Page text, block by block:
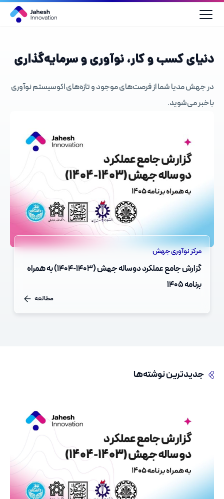
پرش
دنیای کسب و کار، نوآوری و سرمایه‌گذاری
در جهش مدیا شما از فرصت‌های موجود و تازه‌های اکوسیستم نوآوری
باخبر می‌شوید.
مرکز نوآوری جهش
گزارش جامع عملکرد دوساله جهش (۱۴۰۳-۱۴۰۴) به همراه
برنامه‌ ۱۴۰۵
مطالعه
جدید‌ترین نوشته‌ها